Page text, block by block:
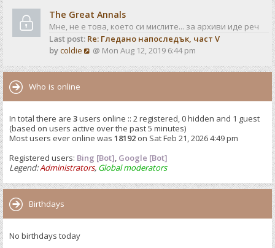
t
p
o
s
t
w
t
h
e
e
t
p
s
t
The Great Annals
Мне, не е това, което си мислите... за архиви иде реч
Last post: Re: Гледано напоследък, част V
bycoldie
V
e
e
l
a
t
e
t
@ Mon Aug 12, 2019 6:44 pm
Who is online
In total there are 3users online :: 2 registered, 0 hidden and 1 guest
(based on users active over the past 5 minutes)
Most users ever online was 18192 on Sat Feb 21, 2026 4:49 pm
Registered users: Bing [Bot], Google [Bot]
Legend:Administrators, Global moderators
Birthdays
No birthdays today